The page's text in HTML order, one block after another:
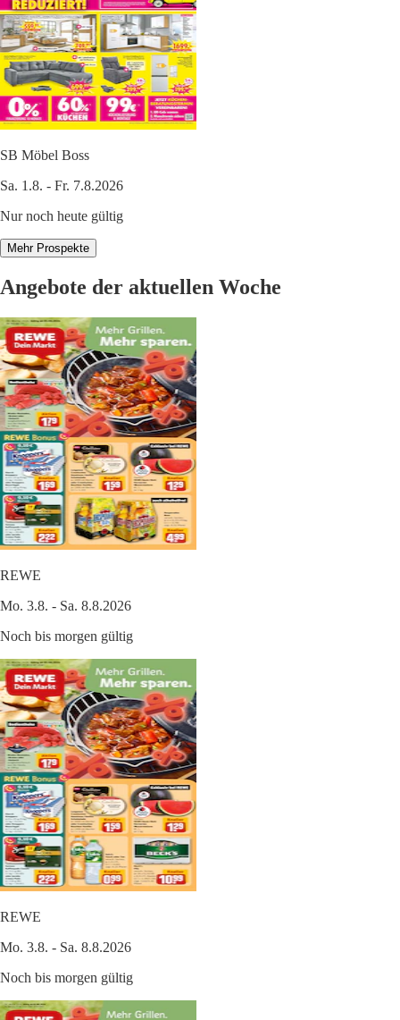
SB Möbel Boss
Sa. 1.8. - Fr. 7.8.2026
Nur noch heute gültig
Mehr Prospekte
Angebote der aktuellen Woche
REWE
Mo. 3.8. - Sa. 8.8.2026
Noch bis morgen gültig
REWE
Mo. 3.8. - Sa. 8.8.2026
Noch bis morgen gültig